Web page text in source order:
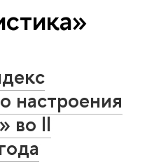
настроения
во II